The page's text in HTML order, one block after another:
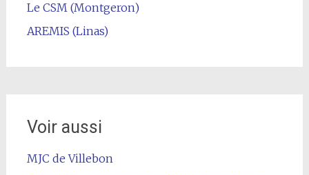
Le CSM (Montgeron)
AREMIS (Linas)
Voir aussi
MJC de Villebon